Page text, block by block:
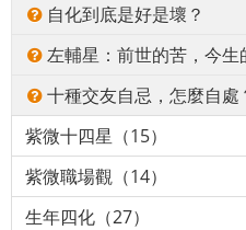
自化到底是好是壞？
左輔星：前世的苦，今生
十種交友自忌，怎麼自處
紫微十四星（15）
紫微職場觀（14）
生年四化（27）